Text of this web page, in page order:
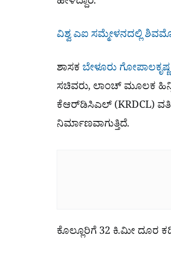
ವಿಶ್ವ ಎಐ ಸಮ್ಮೇಳನದಲ್ಲಿ
ಶಾಸಕಬೇಳೂರು ಗೋಪಾಲಕೃಷ್ಣ
ಸಚಿವರು, ಲಾಂಚ್ ಮೂಲಕ
ಕೆಆರ್‌ಡಿಸಿಎಲ್ (KRDCL)
ನಿರ್ಮಾಣವಾಗುತ್ತಿದೆ.
ಕೊಲ್ಲೂರಿಗೆ 32 ಕಿ.ಮೀ ದೂರ